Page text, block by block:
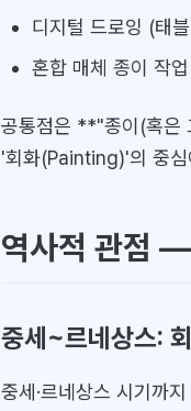
디지털 드로잉 (태
혼합 매체 종이 작
공통점은 **"종이(혹은
'회화(Painting)'의 중
역사적 관점
중세~르네상스:
중세·르네상스 시기까